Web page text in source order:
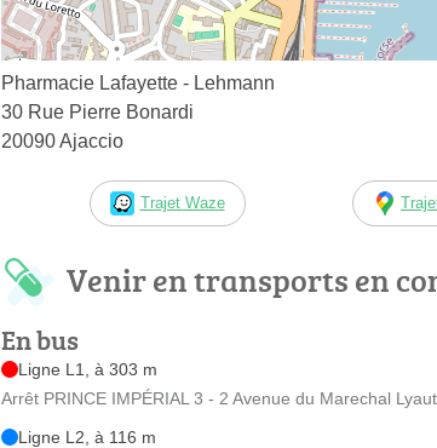
Pharmacie Lafayette - Lehmann
30 Rue Pierre Bonardi
20090 Ajaccio
Trajet Waze
Venir en transports en
En bus
Ligne L1, à 303 m
Arrêt PRINCE IMPÉRIAL 3 - 2 Avenue du Marechal
Ligne L2, à 116 m